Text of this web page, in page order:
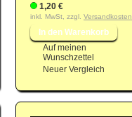
1,20 €
inkl. MwSt, zzgl. Versandkosten
Auf meinen
Wunschzettel
Neuer Vergleich